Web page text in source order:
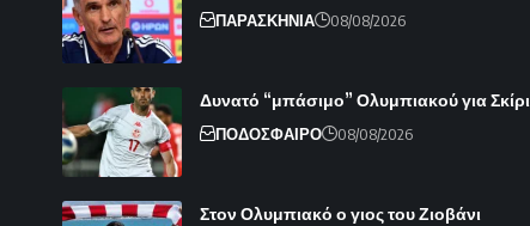
ΠΑΡΑΣΚΗΝΙΑ 08/08/2026
Δυνατό “μπάσιμο” Ολυμπιακού για Σκίρι
ΠΟΔΟΣΦΑΙΡΟ 08/08/2026
Στον Ολυμπιακό ο γιος του Ζιοβάνι